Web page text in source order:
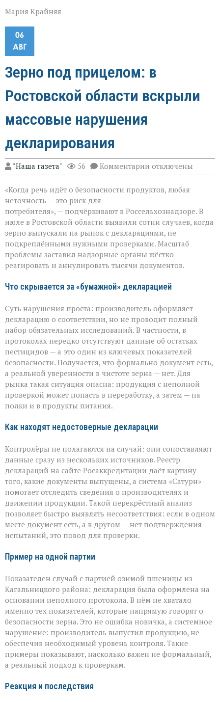
Мария Крайняя
06
АВГ
Зерно под прицелом: в
Ростовской области вскрыли
массовые нарушения
декларирования
"Наша газета" 56 Комментарии к
записи
под
Ростовской
области
вскрыли
массовые
нарушения
декларирования
отключены
«Когда речь идёт о безопасности продуктов, любая
неточность — это риск для
потребителя», — подчёркивают в Россельхознадзоре. В
июле в Ростовской области выявили сотни случаев, когда
зерно выпускали на рынок с декларациями, не
подкреплёнными нужными проверками. Масштаб
проблемы заставил надзорные органы жёстко
реагировать и аннулировать тысячи документов.
Что скрывается за «бумажной» декларацией
Суть нарушения проста: производитель оформляет
декларацию о соответствии, но не проводит полный
набор обязательных исследований. В частности, в
протоколах нередко отсутствуют данные об остатках
пестицидов — а это один из ключевых показателей
безопасности. Получается, что формально документ есть,
а реальной уверенности в чистоте зерна — нет. Для
рынка такая ситуация опасна: продукция с неполной
проверкой может попасть в переработку, а затем — на
полки и в продукты питания.
Как находят недостоверные декларации
Контролёры не полагаются на случай: они сопоставляют
данные сразу из нескольких источников. Реестр
деклараций на сайте Росаккредитации даёт картину
того, какие документы выпущены, а система «Сатурн»
помогает отследить сведения о производителях и
движении продукции. Такой перекрёстный анализ
позволяет быстро выявлять несоответствия: если в одном
месте документ есть, а в другом — нет подтверждения
испытаний, это повод для проверки.
Пример на одной партии
Показателен случай с партией озимой пшеницы из
Кагальницкого района: декларация была оформлена на
основании неполного протокола. В нём не хватало
именно тех показателей, которые напрямую говорят о
безопасности зерна. Это не ошибка новичка, а системное
нарушение: производитель выпустил продукцию, не
обеспечив необходимый уровень контроля. Такие
примеры показывают, насколько важен не формальный,
а реальный подход к проверкам.
Реакция и последствия